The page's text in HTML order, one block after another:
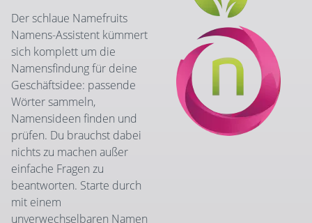
Der schlaue Namefruits
Namens-Assistent kümmert
sich komplett um die
Namensfindung für deine
Geschäftsidee: passende
Wörter sammeln,
Namensideen finden und
prüfen. Du brauchst dabei
nichts zu machen außer
einfache Fragen zu
beantworten. Starte durch
mit einem
unverwechselbaren Namen